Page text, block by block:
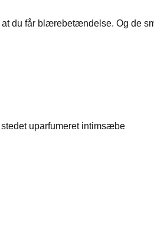
du får blærebetændelse. Og de
uparfumeret intimsæbe